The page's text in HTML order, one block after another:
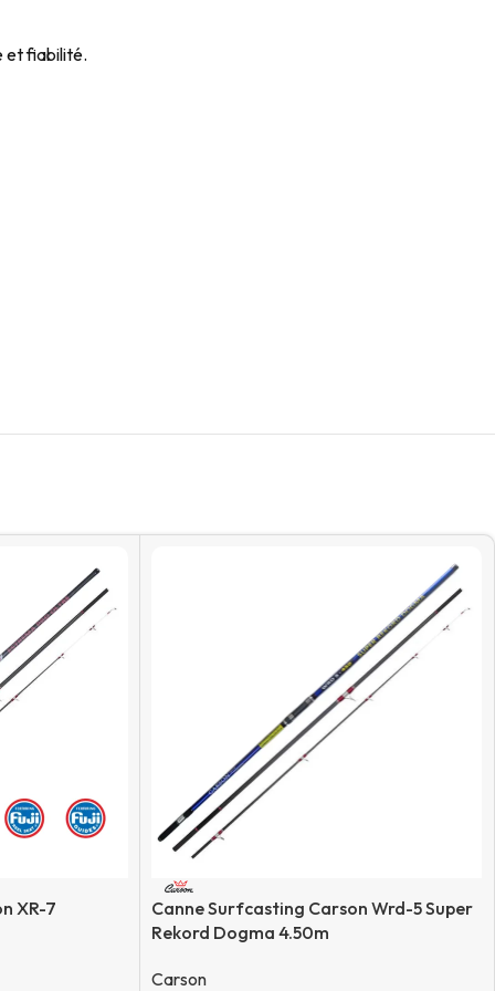
et fiabilité.
XR-7
Canne Surfcasting Carson Wrd-5 Super
Rekord Dogma 4.50m
Carson